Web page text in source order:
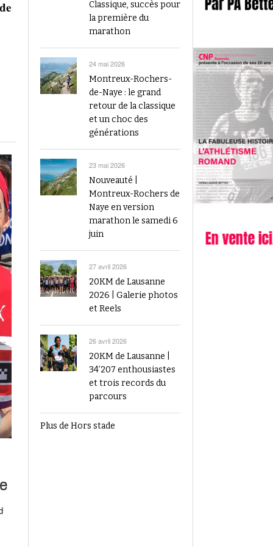
Finale du Visana Sprint ce dimanche à Berne
avec Mujinga Kambundji et plein de surprises
19 septembre 2024
Voir tout
Classique, succès pour
la première du
marathon
24 mai 2026
Montreux-Rochers-
de-Naye : le grand
retour de la classique
et un choc des
générations
23 mai 2026
Nouveauté |
Montreux-Rochers de
Naye en version
marathon le samedi 6
juin
27 avril 2026
20KM de Lausanne
2026 | Galerie photos
et Reels
26 avril 2026
20KM de Lausanne |
34’207 enthousiastes
et trois records du
parcours
Plus de Hors stade